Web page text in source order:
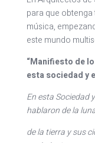
para que
música,
este mundo
“Manifiesto de
esta sociedad y
En esta Sociedad
hablaron de la
de la tierra y sus